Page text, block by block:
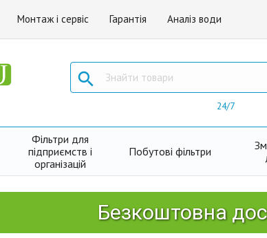
Монтаж і сервіс Гарантія Аналіз води

24/7
Фільтри для
підприємств і
організацій
Побутові фільтри
Безкоштовна